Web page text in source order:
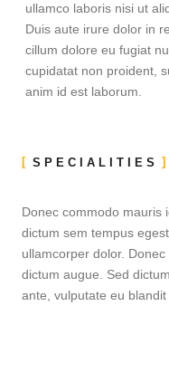
ullamco laboris nisi ut
Duis aute irure dolor in
cillum dolore eu fugiat
cupidatat non proident,
anim id est laborum.
SPECIALITIES
Donec commodo mauris
dictum sem tempus
ullamcorper dolor.
dictum augue. Sed
ante, vulputate eu